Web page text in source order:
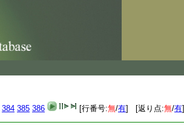
384 385 386 [行番号:無/有] [返り点:無/有]